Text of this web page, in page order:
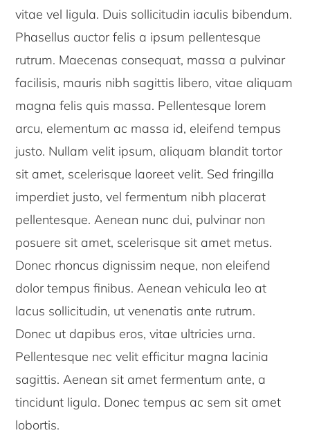
vitae vel ligula. Duis sollicitudin iaculis bibendum.
Phasellus auctor felis a ipsum pellentesque
rutrum. Maecenas consequat, massa a pulvinar
facilisis, mauris nibh sagittis libero, vitae aliquam
magna felis quis massa. Pellentesque lorem
arcu, elementum ac massa id, eleifend tempus
justo. Nullam velit ipsum, aliquam blandit tortor
sit amet, scelerisque laoreet velit. Sed fringilla
imperdiet justo, vel fermentum nibh placerat
pellentesque. Aenean nunc dui, pulvinar non
posuere sit amet, scelerisque sit amet metus.
Donec rhoncus dignissim neque, non eleifend
dolor tempus finibus. Aenean vehicula leo at
lacus sollicitudin, ut venenatis ante rutrum.
Donec ut dapibus eros, vitae ultricies urna.
Pellentesque nec velit efficitur magna lacinia
sagittis. Aenean sit amet fermentum ante, a
tincidunt ligula. Donec tempus ac sem sit amet
lobortis.